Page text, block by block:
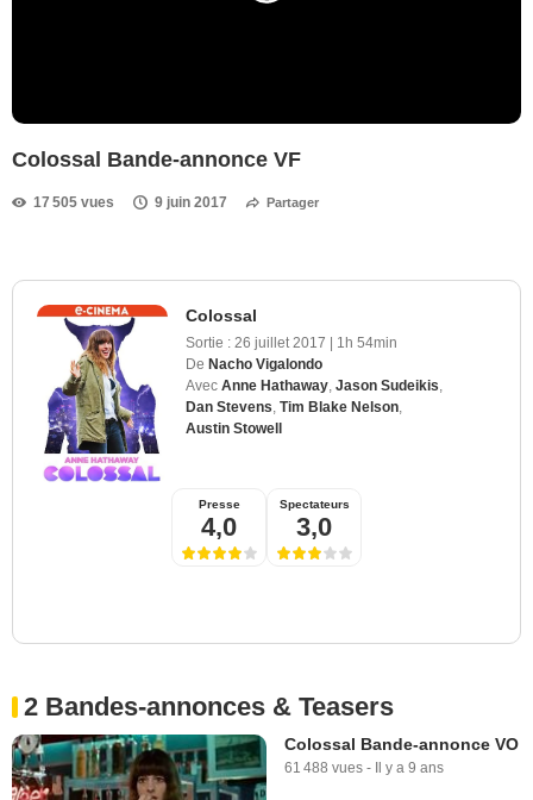
Colossal Bande-annonce VF
17 505 vues 9 juin 2017 Partager
Colossal
Sortie : 26 juillet 2017 | 1h 54min
De Nacho Vigalondo
Avec Anne Hathaway Jason Sudeikis
Dan Stevens Tim Blake Nelson
Austin Stowell
Presse
4,0
Spectateurs
3,0
2 Bandes-annonces & Teasers
Colossal Bande-annonce VO
61 488 vues - Il y a 9 ans